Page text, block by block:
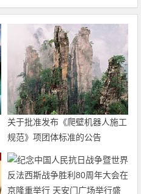
关于批准发布《爬壁机器人施工
规范》项团体标准的公告